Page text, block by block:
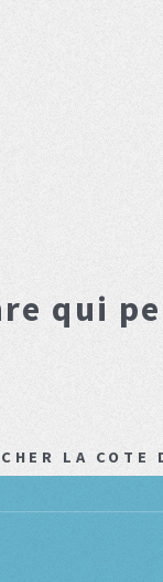
qui
LA COTE